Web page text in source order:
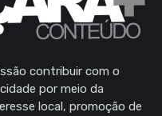
contribuir com o
por meio da
local, promoção de